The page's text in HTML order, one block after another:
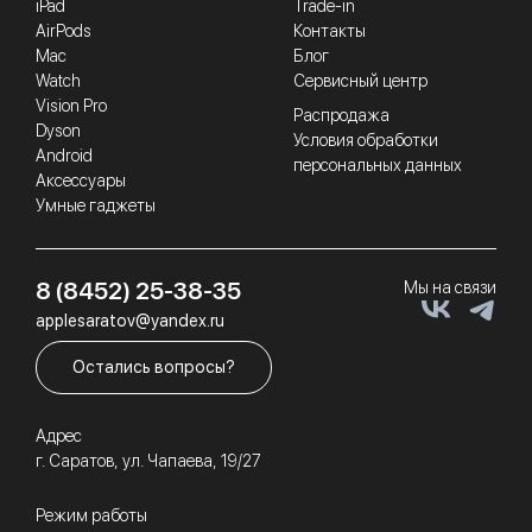
iPad
AirPods
Mac
Watch
Vision Pro
Dyson
Android
Аксессуары
Умные гаджеты
Trade-in
Контакты
Блог
Сервисный центр
Распродажа
Условия обработки
персональных данных
8 (8452) 25-38-35
applesaratov@yandex.ru
Остались вопросы?
Адрес
г. Саратов, ул. Чапаева, 19/27
Режим работы
Мы на связи